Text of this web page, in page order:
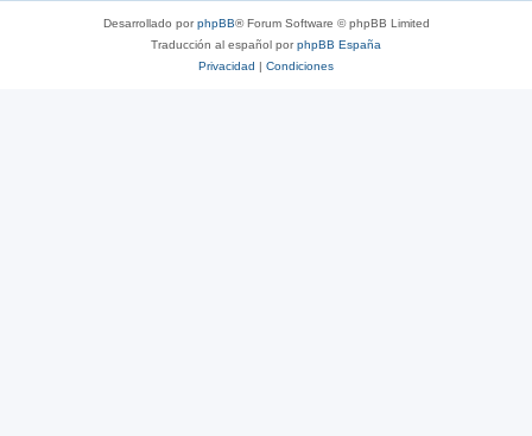
Desarrollado porphpBB® Forum Software © phpBB Limited
Traducción al español porphpBB España
Privacidad | Condiciones